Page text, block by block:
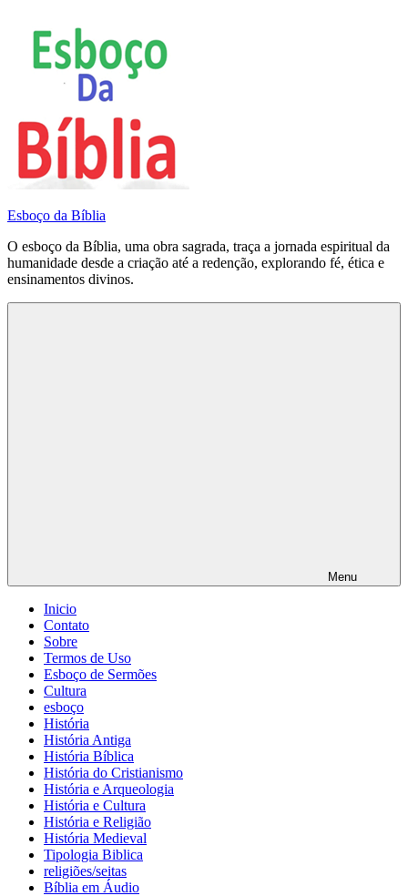
conteúdo
Esboço da Bíblia
O esboço da Bíblia, uma obra sagrada, traça a jornada espiritual da
humanidade desde a criação até a redenção, explorando fé, ética e
ensinamentos divinos.
Menu
Inicio
Contato
Sobre
Termos de Uso
Esboço de Sermões
Cultura
esboço
História
História Antiga
História Bíblica
História do Cristianismo
História e Arqueologia
História e Cultura
História e Religião
História Medieval
Tipologia Biblica
religiões/seitas
Bíblia em Áudio